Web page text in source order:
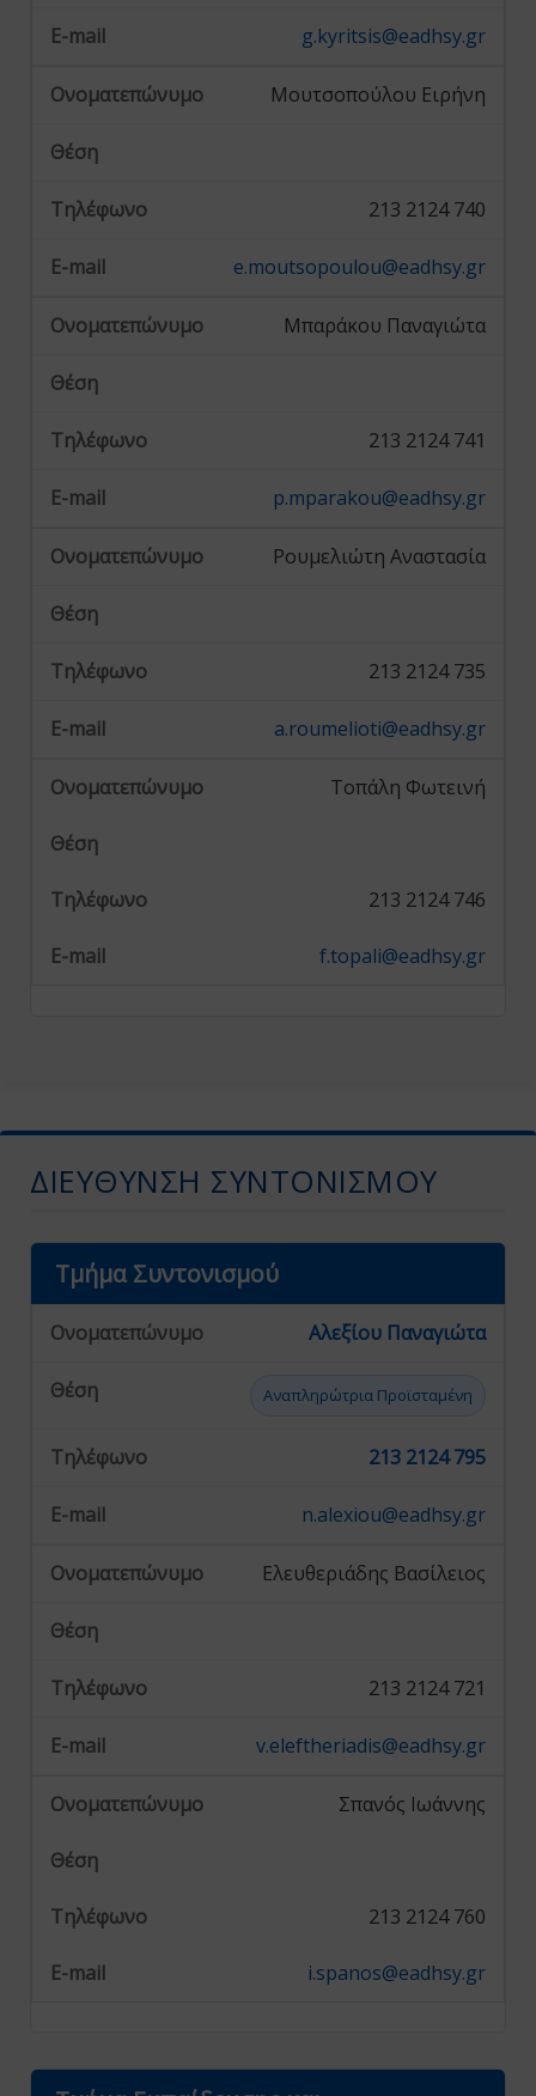
g.kyritsis@eadhsy.gr
Μουτσοπούλου Ειρήνη
213 2124 740
e.moutsopoulou@eadhsy.gr
Μπαράκου Παναγιώτα
213 2124 741
p.mparakou@eadhsy.gr
Ρουμελιώτη Αναστασία
213 2124 735
a.roumelioti@eadhsy.gr
Τοπάλη Φωτεινή
213 2124 746
f.topali@eadhsy.gr
ΔΙΕΎΘΥΝΣΗ ΣΥΝΤΟΝΙΣΜΟΎ
Τμήμα Συντονισμού
Αλεξίου Παναγιώτα
Αναπληρώτρια Προϊσταμένη
213 2124 795
n.alexiou@eadhsy.gr
Ελευθεριάδης Βασίλειος
213 2124 721
v.eleftheriadis@eadhsy.gr
Σπανός Ιωάννης
213 2124 760
i.spanos@eadhsy.gr